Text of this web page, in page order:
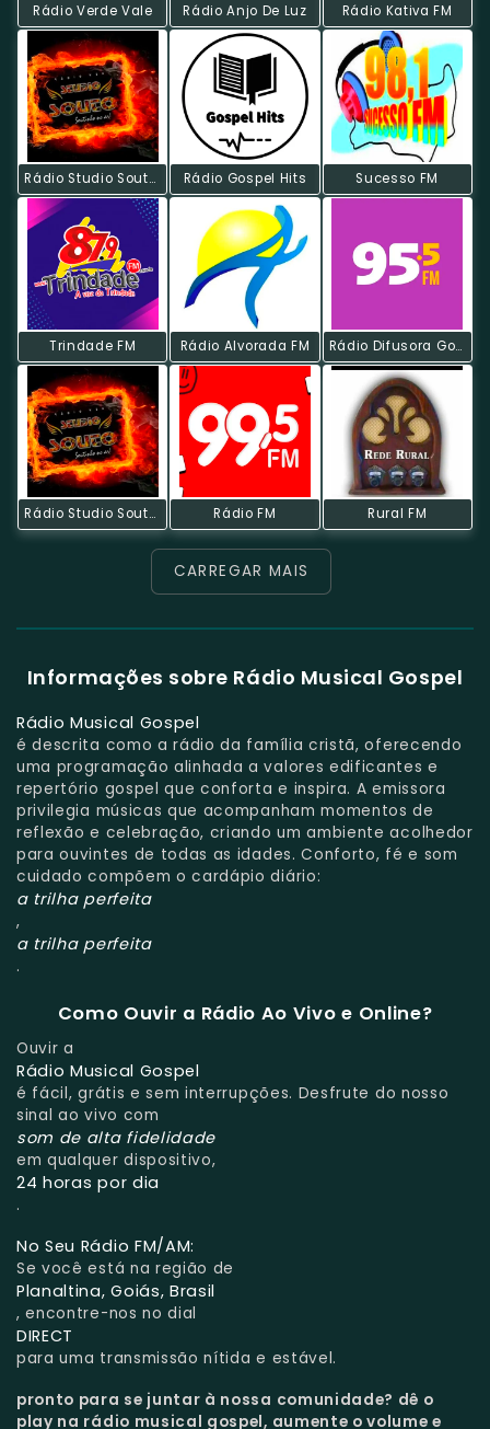
Rádio Verde Vale Rádio Anjo De Luz Rádio Kativa FM
Rádio Studio Souto - Sertanejo Universitário Rádio Gospel Hits Sucesso FM
Trindade FM Rádio Alvorada FM Rádio Difusora Goiânia
Rádio Studio Souto - Jovem Guarda Rádio FM Rural FM
CARREGAR MAIS
Informações sobre Rádio Musical Gospel
Rádio Musical Gospel
é descrita como a rádio da família cristã, oferecendo
uma programação alinhada a valores edificantes e
repertório gospel que conforta e inspira. A emissora
privilegia músicas que acompanham momentos de
reflexão e celebração, criando um ambiente acolhedor
para ouvintes de todas as idades. Conforto, fé e som
cuidado compõem o cardápio diário:
a trilha perfeita
,
a trilha perfeita
.
Como Ouvir a Rádio Ao Vivo e Online?
Ouvir a
Rádio Musical Gospel
é fácil, grátis e sem interrupções. Desfrute do nosso
sinal ao vivo com
som de alta fidelidade
em qualquer dispositivo,
24 horas por dia
.
No Seu Rádio FM/AM:
Se você está na região de
Planaltina, Goiás, Brasil
, encontre-nos no dial
DIRECT
para uma transmissão nítida e estável.
pronto para se juntar à nossa comunidade? dê o
play na rádio musical gospel, aumente o volume e